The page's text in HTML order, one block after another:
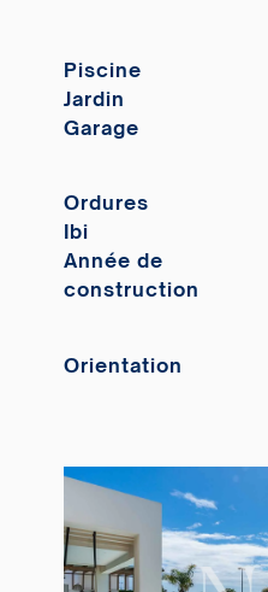
Piscine
Jardin
Garage
Ordures
Ibi
Année de
construction
Orientation